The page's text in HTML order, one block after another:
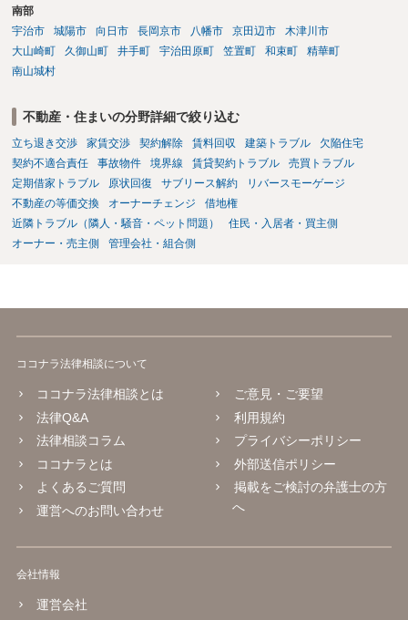
南部
宇治市
城陽市 向日市 長岡京市 八幡市 京田辺市
木津川市
大山崎町
久御山町 井手町 宇治田原町 笠置町 和束町
精華町
南山城村
不動産・住まいの分野詳細で絞り込む
立ち退き交渉 家賃交渉 契約解除 賃料回収 建築トラブル
欠陥住宅
契約不適合責任
事故物件 境界線 賃貸契約トラブル
売買トラブル
定期借家トラブル
原状回復 サブリース解約
リバースモーゲージ
不動産の等価交換
オーナーチェンジ
借地権
近隣トラブル（隣人・騒音・ペット問題）
住民・入居者・買主側
オーナー・売主側
管理会社・組合側
ココナラ法律相談について
ココナラ法律相談とは
法律Q&A
法律相談コラム
ココナラとは
よくあるご質問
運営へのお問い合わせ
ご意見・ご要望
利用規約
プライバシーポリシー
外部送信ポリシー
掲載をご検討の弁護士の方
へ
会社情報
運営会社